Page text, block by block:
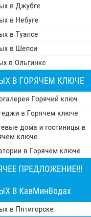
в Джубге
в Небуге
в Туапсе
в Шепси
в Ольгинке
В ГОРЯЧЕМ КЛЮЧЕ
Горячий ключ
в Горячем ключе
дома и гостиницы в
ключе
в Горячем ключе
ПРЕДЛОЖЕНИЕ!!!
В КавМинВодах
в Пятигорске